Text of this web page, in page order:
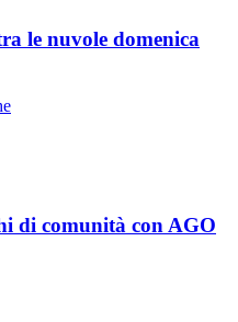
le nuvole domenica
di comunità con AGO